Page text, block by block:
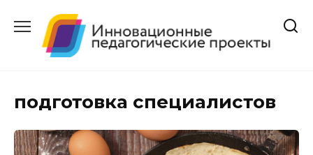
содержанию
подготовка специалистов